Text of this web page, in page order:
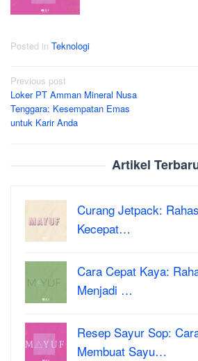
Posted in Teknologi
Post
navigation
Previous post
Loker PT Amman Mineral Nusa
Tenggara: Kesempatan Emas
untuk Karir Anda
Artikel
Curang Jetpack:
Kecepat…
Cara Cepat Kaya:
Menjadi …
Resep Sayur Sop:
Membuat Sayu…